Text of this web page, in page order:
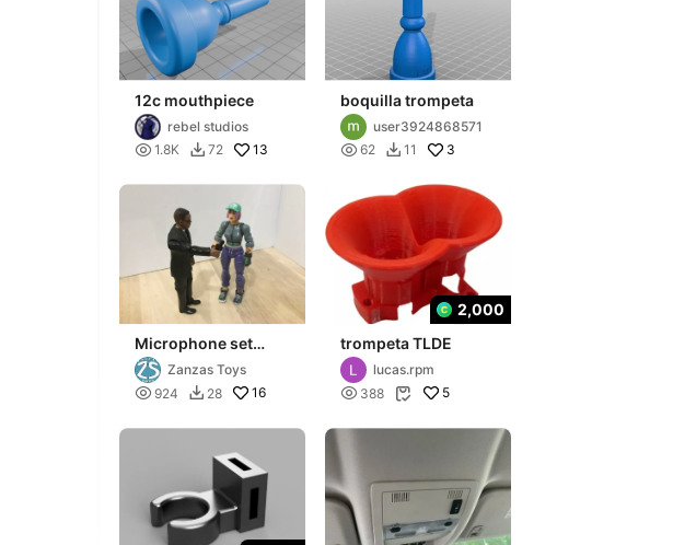
12c mouthpiece
rebel studios
 1.8K  72 13
boquilla trompeta
user3924868571
 62  11 3
Microphone set
(1:18 scale)
Zanzas Toys
 924  28 16
2,000
trompeta TLDE
lucas.rpm
 388  5